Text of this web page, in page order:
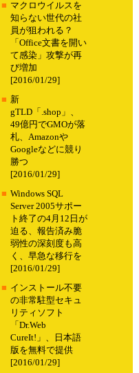
■ マクロウイルスを
知らない世代の社
員が狙われる？
「Office文書を開い
て感染」攻撃が再
び増加
[2016/01/29]
■ 新
gTLD「.shop」、
49億円でGMOが落
札、Amazonや
Googleなどに競り
勝つ
[2016/01/29]
■ Windows SQL
Server 2005サポー
ト終了の4月12日が
迫る、報告済み脆
弱性の深刻度も高
く、早急な移行を
[2016/01/29]
■ インストール不要
の非常駐型セキュ
リティソフト
「Dr.Web
CureIt!」、日本語
版を無料で提供
[2016/01/29]